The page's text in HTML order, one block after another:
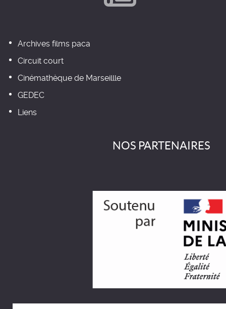
Archives films paca
Circuit court
Cinémathèque de Marseillle
GEDEC
Liens
NOS PARTENAIRES